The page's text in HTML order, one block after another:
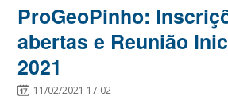
ProGeoPinho:
abertas e Reunião
2021
11/02/2021 17:02